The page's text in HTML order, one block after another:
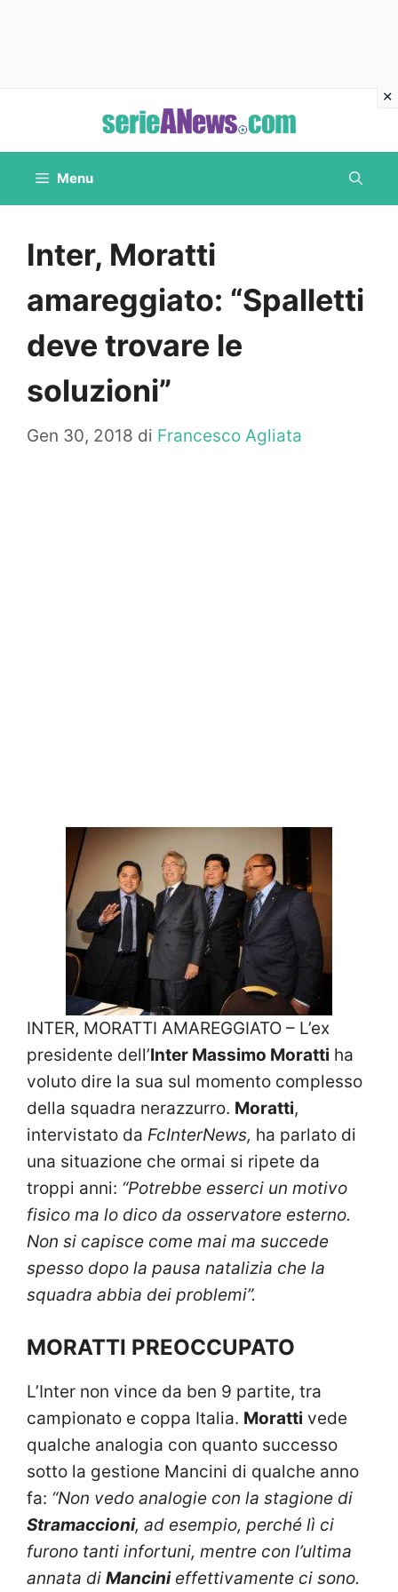
contenuto
Menu
Inter, Moratti
amareggiato: “Spalletti
deve trovare le
soluzioni”
Gen 30, 2018 di Francesco Agliata
INTER, MORATTI AMAREGGIATO – L’ex
presidente dell’Inter Massimo Moratti ha
voluto dire la sua sul momento complesso
della squadra nerazzurro. Moratti,
intervistato da FcInterNews, ha parlato di
una situazione che ormai si ripete da
troppi anni: “Potrebbe esserci un motivo
fisico ma lo dico da osservatore esterno.
Non si capisce come mai ma succede
spesso dopo la pausa natalizia che la
squadra abbia dei problemi”.
MORATTI PREOCCUPATO
L’Inter non vince da ben 9 partite, tra
campionato e coppa Italia. Moratti vede
qualche analogia con quanto successo
sotto la gestione Mancini di qualche anno
fa: “Non vedo analogie con la stagione di
Stramaccioni, ad esempio, perché lì ci
furono tanti infortuni, mentre con l’ultima
annata di Mancinieffettivamente ci sono.